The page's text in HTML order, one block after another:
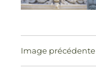
Image précédente